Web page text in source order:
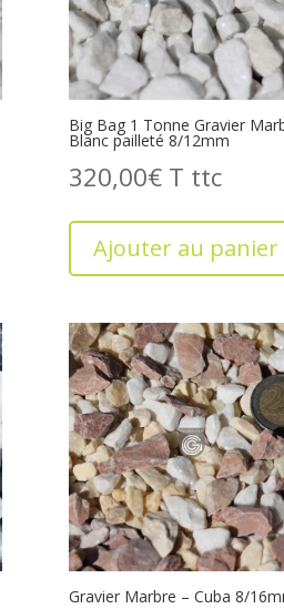
Big Bag 1 Tonne Gravier
Blanc pailleté 8/12mm
320,00€ T
Ajouter au panier
Gravier Marbre – Cuba 8/